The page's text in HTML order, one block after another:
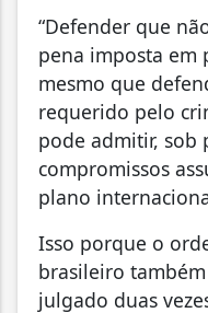
“Defender que
pena imposta em
mesmo que
requerido pelo
pode admitir, sob
compromissos
plano
Isso porque o
brasileiro
julgado duas